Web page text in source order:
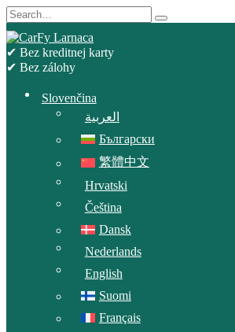
Skip
to
content
Search
for:
✔ Bez kreditnej karty
✔ Bez zálohy
Slovenčina
العربية
Български
繁體中文
Hrvatski
Čeština
Dansk
Nederlands
English
Suomi
Français